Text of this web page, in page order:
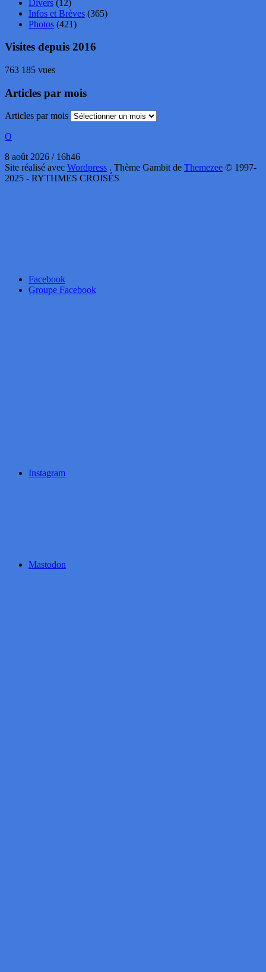
Divers (12)
Infos et Brèves (365)
Photos (421)
Visites depuis 2016
763 185 vues
Articles par mois
Articles par mois
O
8 août 2026 / 16h46
Site réalisé avec Wordpress . Thème Gambit de Themezee © 1997-
2025 - RYTHMES CROISÉS
Facebook
Groupe Facebook
Instagram
Mastodon